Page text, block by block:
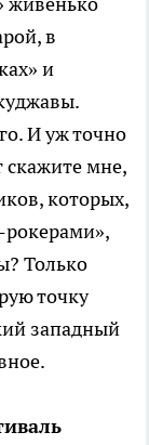
в
и
И уж точно
скажите мне,
которых,
рокерами»,
Только
точку
западный